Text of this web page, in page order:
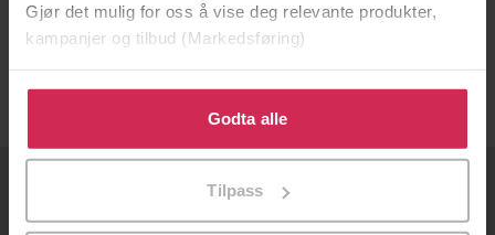
Gjør det mulig for oss å vise deg relevante produkter,
kampanjer og tilbud (Markedsføring)
Klikk på «Godta alle» for å gi oss ditt samtykke til å
bruke cookies for alle disse formålene. Du kan også
tilpasse ditt samtykke til spesifikke formål ved å klikke
Godta alle
Tilpass
Ryddetid = R&#xe1 = djam&#xe1 = jgge
Camilla Kuhn